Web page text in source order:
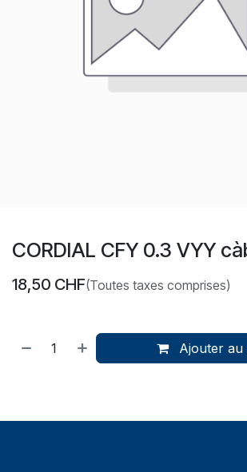
CORDIAL CFY 0.3 VYY
18,50 CHF(Toutes taxes comprises)
Ajouter au